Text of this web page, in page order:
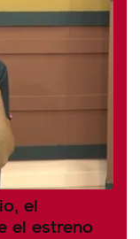
el
el estreno